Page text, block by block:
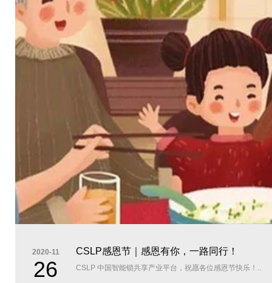
CSLP感恩节｜感恩有你，一路同行！
2020-11
26 CSLP 中国智能锁共享产业平台，祝愿各位感恩节快乐！..